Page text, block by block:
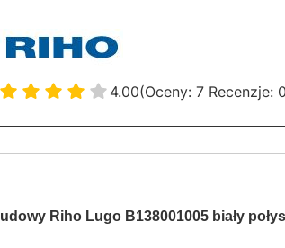
4.00(Oceny: 7 Recenzje:
Riho Lugo B138001005 biały